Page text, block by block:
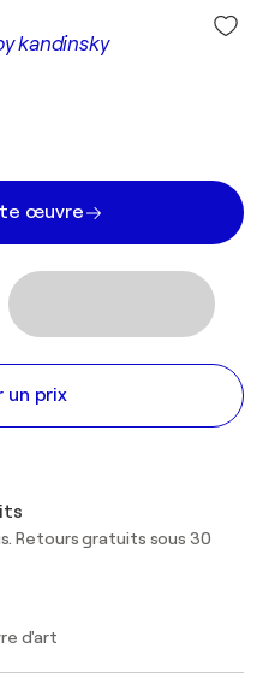
kandinsky
œuvre
un prix
Retours gratuits sous 30
d'art